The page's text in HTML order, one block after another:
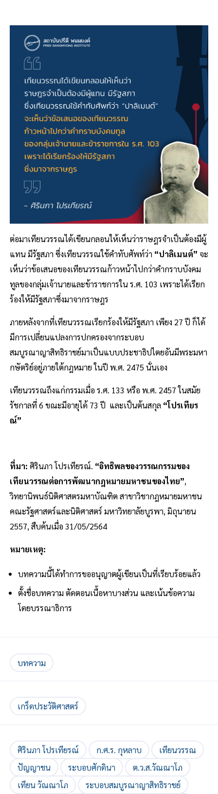
ต่อมาเทียนวรรณได้เขียนกลอนให้เห็นว่าราษฎรจำเป็นต้องมีผู้
แทน มีรัฐสภา ซึ่งเทียนวรรณใช้คำทับศัพท์ว่า “ปาลิเมนต์” จะ
เห็นว่าข้อเสนอของเทียนวรรณก้าวหน้าไปกว่าคำกราบบังคม
ทูลของกลุ่มเจ้านายและข้าราชการใน ร.ศ. 103 เพราะได้เรียก
ร้องให้มีรัฐสภาซึ่งมาจากราษฎร
ภายหลังจากที่เทียนวรรณเรียกร้องให้มีรัฐสภา เพียง 27 ปี ก็ได้
มีการเปลี่ยนแปลงการปกครองจากระบอบ
สมบูรณาญาสิทธิราชย์มาเป็นแบบประชาธิปไตยอันมีพระมหา
กษัตริย์อยู่ภายใต้กฎหมาย ในปี พ.ศ. 2475 นั่นเอง
เทียนวรรณถึงแก่กรรมเมื่อ ร.ศ. 133 หรือ พ.ศ. 2457 ในสมัย
รัชกาลที่ 6 ขณะมีอายุได้ 73 ปี และเป็นต้นสกุล “โปรเทียร
ณ์”
ที่มา: ศิรินภา โปรเทียรณ์. “อิทธิพลของวรรณกรรมของ
เทียนวรรณต่อการพัฒนากฎหมายมหาชนของไทย”,
วิทยานิพนธ์นิติศาสตรมหาบัณฑิต สาขาวิชากฎหมายมหาชน
คณะรัฐศาสตร์และนิติศาสตร์ มหาวิทยาลัยบูรพา, มิถุนายน
2557, สืบค้นเมื่อ 31/05/2564
หมายเหตุ:
บทความนี้ได้ทำการขออนุญาตผู้เขียนเป็นที่เรียบร้อยแล้ว
ตั้งชื่อบทความ ตัดตอนเนื้อหาบางส่วน และเน้นข้อความ
โดยบรรณาธิการ
บทความ
เกร็ดประวัติศาสตร์
ศิรินภา โปรเทียรณ์ ก.ศ.ร. กุหลาบ
เทียนวรรณ
ปัญญาชน
ระบอบศักดินา
ต.ว.ส.วัณณาโภ
เทียน วัณณาโภ
ระบอบสมบูรณาญาสิทธิราชย์